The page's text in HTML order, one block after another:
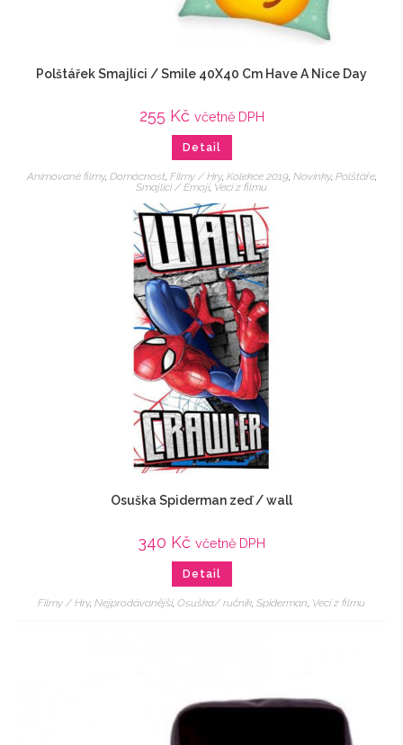
Polštářek Smajlíci / Smile 40X40 Cm Have A Nice Day
255 Kč včetně DPH
Detail
Animované filmy, Domácnost, Filmy / Hry, Kolekce 2019 Novinky, Polštáře,
Smajlíci / Emoji, Veci z filmu
Osuška Spiderman zeď / wall
340 Kč včetně DPH
Detail
Filmy / Hry, Nejprodávanější, Osuška/ ručník, Spiderman, Veci z filmu